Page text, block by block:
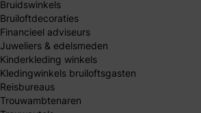
Bruidswinkels
Bruiloftdecoraties
Financieel adviseurs
Juweliers & edelsmeden
Kinderkleding winkels
Kledingwinkels bruiloftsgasten
Reisbureaus
Trouwambtenaren